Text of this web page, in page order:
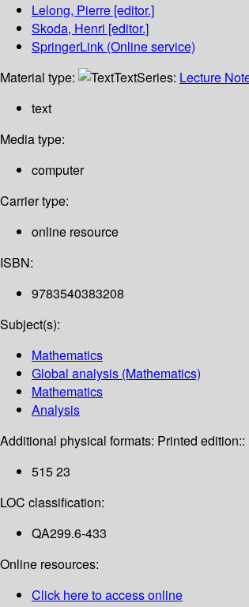
Lelong, Pierre [editor.]
Skoda, Henri [editor.]
SpringerLink (Online service)
Material type:
TextSeries: Lecture
text
Media type:
computer
Carrier type:
online resource
ISBN:
9783540383208
Subject(s):
Mathematics
Global analysis (Mathematics)
Mathematics
Analysis
Additional physical formats: Printed
515 23
LOC classification:
QA299.6-433
Online resources:
Click here to access online